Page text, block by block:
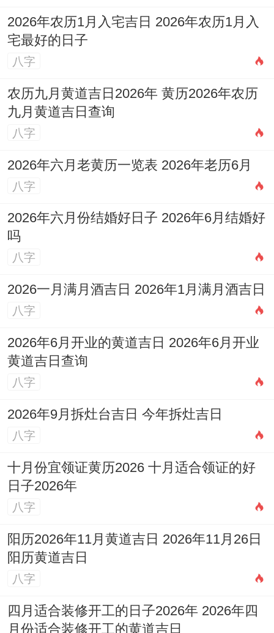
2026年农历1月入宅吉日 2026年农历1月入
宅最好的日子
八字
农历九月黄道吉日2026年 黄历2026年农历
九月黄道吉日查询
八字
2026年六月老黄历一览表 2026年老历6月
八字
2026年六月份结婚好日子 2026年6月结婚好
吗
八字
2026一月满月酒吉日 2026年1月满月酒吉日
八字
2026年6月开业的黄道吉日 2026年6月开业
黄道吉日查询
八字
2026年9月拆灶台吉日 今年拆灶吉日
八字
十月份宜领证黄历2026 十月适合领证的好
日子2026年
八字
阳历2026年11月黄道吉日 2026年11月26日
阳历黄道吉日
八字
四月适合装修开工的日子2026年 2026年四
月份适合装修开工的黄道吉日